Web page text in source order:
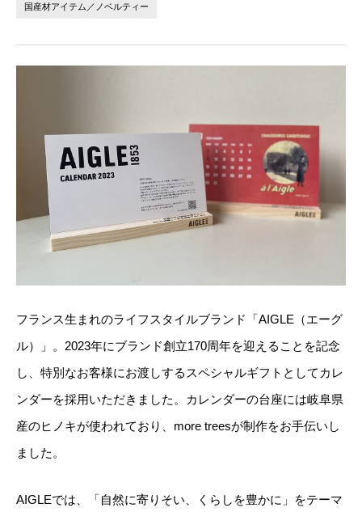
お問い合わせ
JP EN
国産材アイテム／ノベルティー
フランス生まれのライフスタイルブランド「AIGLE（エーグ
ル）」。2023年にブランド創立170周年を迎えることを記念
し、特別なお客様にお渡しするスペシャルギフトとしてカレ
ンダーを採用いただきました。カレンダーの台座には岐阜県
産のヒノキが使われており、more treesが制作をお手伝いし
ました。
AIGLEでは、「自然に寄りそい、くらしを豊かに」をテーマ